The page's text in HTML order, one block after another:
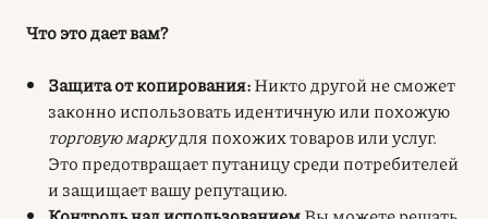
Что это дает вам?
Защита от копирования:Никто другой не сможет
законно использовать идентичную или похожую
торговую маркудля похожих товаров или услуг.
Это предотвращает путаницу среди потребителей
и защищает вашу репутацию.